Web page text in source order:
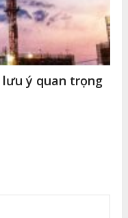
lưu ý quan trọng